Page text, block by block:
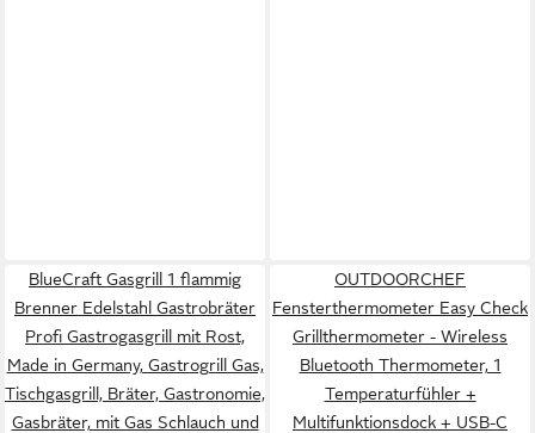
BlueCraft Gasgrill 1 flammig
Brenner Edelstahl Gastrobräter
Profi Gastrogasgrill mit Rost,
Made in Germany, Gastrogrill Gas,
Tischgasgrill, Bräter, Gastronomie,
Gasbräter, mit Gas Schlauch und
OUTDOORCHEF
Fensterthermometer Easy Check
Grillthermometer - Wireless
Bluetooth Thermometer, 1
Temperaturfühler +
Multifunktionsdock + USB-C